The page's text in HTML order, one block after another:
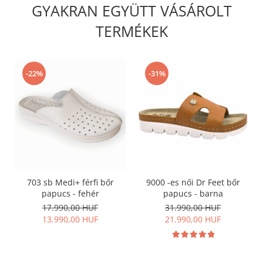
GYAKRAN EGYÜTT VÁSÁROLT
TERMÉKEK
-22%
703 sb Medi+ férfi bőr
papucs - fehér
17.990,00 HUF
13.990,00 HUF
-31%
9000 -es női Dr Feet bőr
papucs - barna
31.990,00 HUF
21.990,00 HUF